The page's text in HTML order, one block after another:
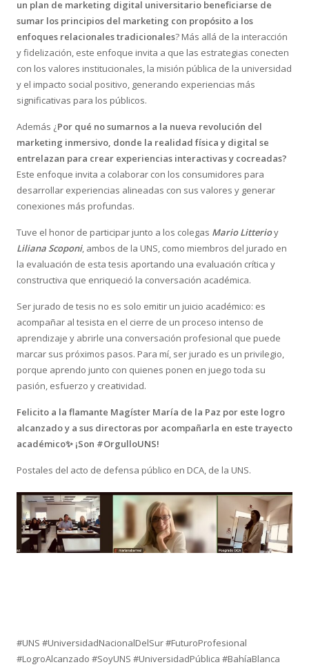
un plan de marketing digital universitario beneficiarse de
sumar los principios del marketing con propósito a los
enfoques relacionales tradicionales? Más allá de la interacción
y fidelización, este enfoque invita a que las estrategias conecten
con los valores institucionales, la misión pública de la universidad
y el impacto social positivo, generando experiencias más
significativas para los públicos.
Además ¿Por qué no sumarnos a la nueva revolución del
marketing inmersivo, donde la realidad física y digital se
entrelazan para crear experiencias interactivas y cocreadas?
Este enfoque invita a colaborar con los consumidores para
desarrollar experiencias alineadas con sus valores y generar
conexiones más profundas.
Tuve el honor de participar junto a los colegas Mario Litterioy
Liliana Scoponi, ambos de la UNS, como miembros del jurado en
la evaluación de esta tesis aportando una evaluación crítica y
constructiva que enriqueció la conversación académica.
Ser jurado de tesis no es solo emitir un juicio académico: es
acompañar al tesista en el cierre de un proceso intenso de
aprendizaje y abrirle una conversación profesional que puede
marcar sus próximos pasos. Para mí, ser jurado es un privilegio,
porque aprendo junto con quienes ponen en juego toda su
pasión, esfuerzo y creatividad.
Felicito a la flamante Magíster María de la Paz por este logro
alcanzado y a sus directoras por acompañarla en este trayecto
académico✨ ¡Son #OrgulloUNS!
Postales del acto de defensa público en DCA, de la UNS.
#UNS #UniversidadNacionalDelSur #FuturoProfesional
#LogroAlcanzado #SoyUNS #UniversidadPública #BahíaBlanca